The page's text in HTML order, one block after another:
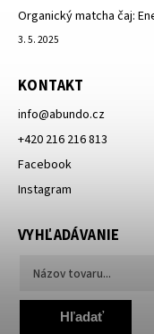
Organický matcha čaj:
3. 5. 2025
KONTAKT
info@abundo.cz
+420 216 216 813
Facebook
Instagram
VYHĽADÁVANIE
Hľadať